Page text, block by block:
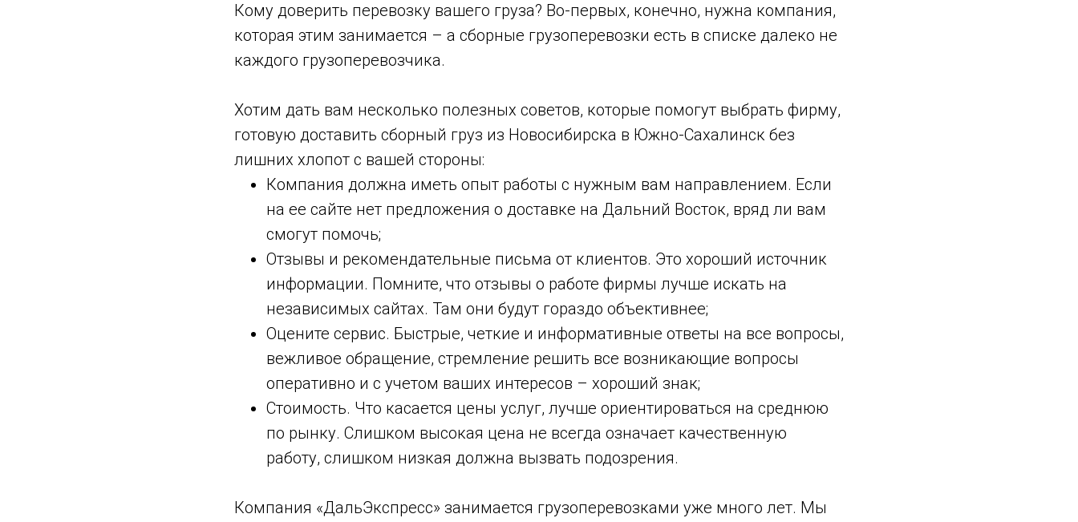
Кому доверить перевозку вашего груза? Во-первых, конечно, нужна компания,
которая этим занимается – а сборные грузоперевозки есть в списке далеко не
каждого грузоперевозчика.
Хотим дать вам несколько полезных советов, которые помогут выбрать фирму,
готовую доставить сборный груз из Новосибирска в Южно-Сахалинск без
лишних хлопот с вашей стороны:
Компания должна иметь опыт работы с нужным вам направлением. Если
на ее сайте нет предложения о доставке на Дальний Восток, вряд ли вам
смогут помочь;
Отзывы и рекомендательные письма от клиентов. Это хороший источник
информации. Помните, что отзывы о работе фирмы лучше искать на
независимых сайтах. Там они будут гораздо объективнее;
Оцените сервис. Быстрые, четкие и информативные ответы на все вопросы,
вежливое обращение, стремление решить все возникающие вопросы
оперативно и с учетом ваших интересов – хороший знак;
Стоимость. Что касается цены услуг, лучше ориентироваться на среднюю
по рынку. Слишком высокая цена не всегда означает качественную
работу, слишком низкая должна вызвать подозрения.
Компания «ДальЭкспресс» занимается грузоперевозками уже много лет. Мы